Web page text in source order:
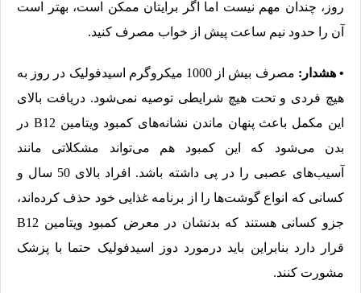
روز، چندان مهم نیست اما اگر برایتان ممکن است، بهتر است
آن را حدود نیم ساعت پیش از خواب مصرف کنید.
• هشدار:
مصرف بیش از 1000 میکروگرم اسیدفولیک در روز به
هیچ فردی و تحت هیچ شرایطی توصیه نمی‌شود. دریافت بالای
این مکمل باعث پنهان ماندن نشانه‌های کمبود ویتامین B12 در
بدن می‌شود که این کمبود هم می‌تواند مشکلاتی مانند
آسیب‌های عصبی را در پی داشته باشد. افراد بالای 50 سال و
کسانی که انواع گوشت‌ها را از برنامه غذایی خود حذف کرده‌اند،
جزو کسانی هستند که بدنشان در معرض کمبود ویتامین B12
قرار دارد بنابراین باید درمورد دوز اسیدفولیک حتما با پزشک
مشورت کنند.